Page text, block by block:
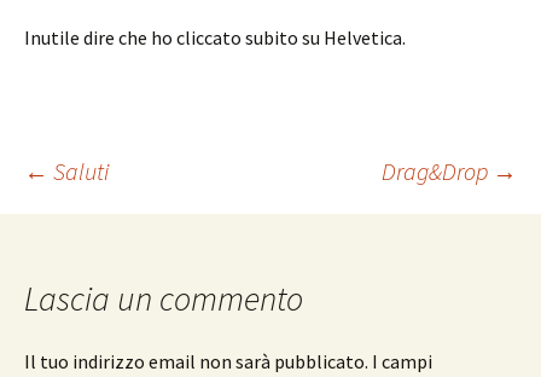
Inutile dire che ho cliccato subito su Helvetica.
Navigazione
← Saluti Drag&Drop →
Lascia un commento
Il tuo indirizzo email non sarà pubblicato. I campi